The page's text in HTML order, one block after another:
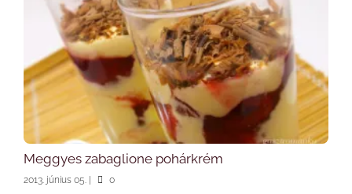
Meggyes zabaglione pohárkrém
2013. június 05. | 0